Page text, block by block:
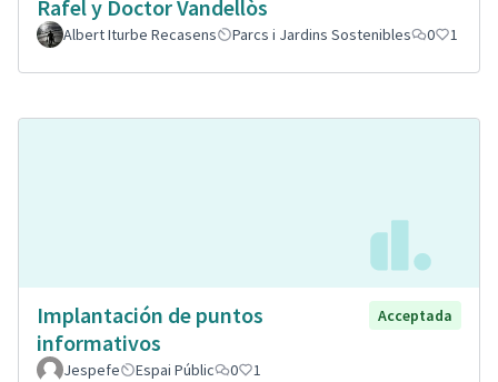
Rafel y Doctor Vandellòs
Albert Iturbe Recasens Parcs i Jardins Sostenibles 0 1
Implantación de puntos
informativos
Acceptada
Jespefe Espai Públic 0 1